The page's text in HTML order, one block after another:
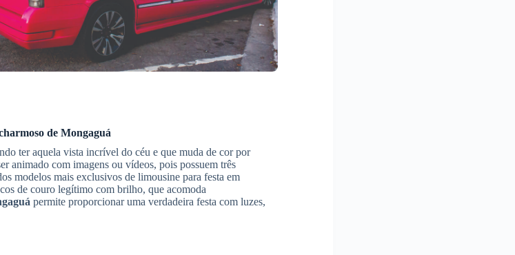
de Mongaguá
ter aquela vista incrível do céu e que muda de cor por
animado com imagens ou vídeos, pois possuem três
modelos mais exclusivos de limousine para festa em
de couro legítimo com brilho, que acomoda
permite proporcionar uma verdadeira festa com luzes,